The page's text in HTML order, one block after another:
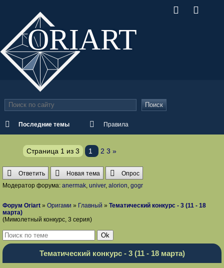
ORIART
Последние темы Правила
Поиск
Страница 1 из 3 1 2 3 »
Ответить Новая тема
Опрос
Модератор форума: anermak, univer, alorion, gogr
Форум Oriart » Оригами » Главный » Тематический конкурс - 3 (11 - 18
марта)
(Мимолетный конкурс, 3 серия)
Тематический конкурс - 3 (11 - 18 марта)